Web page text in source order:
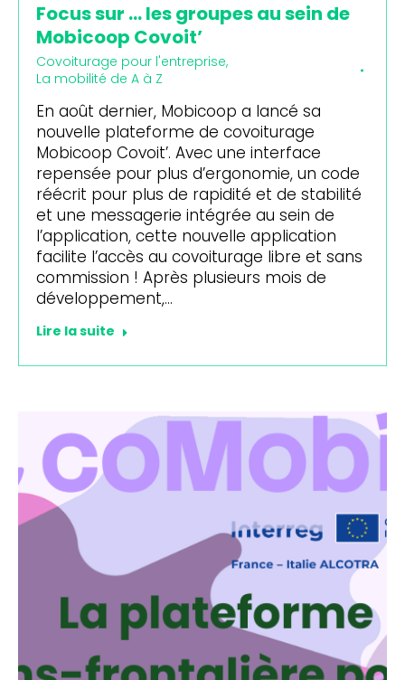
Focus sur … les groupes au sein de
Mobicoop Covoit’
Covoiturage pour l'entreprise,
La mobilité de A à Z
En août dernier, Mobicoop a lancé sa
nouvelle plateforme de covoiturage
Mobicoop Covoit’. Avec une interface
repensée pour plus d’ergonomie, un code
réécrit pour plus de rapidité et de stabilité
et une messagerie intégrée au sein de
l’application, cette nouvelle application
facilite l’accès au covoiturage libre et sans
commission ! Après plusieurs mois de
développement,…
Lire la suite